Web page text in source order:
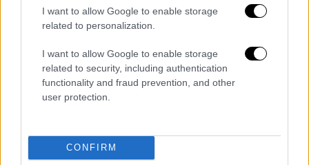
I want to allow Google to enable storage
related to personalization.
I want to allow Google to enable storage
related to security, including authentication
functionality and fraud prevention, and other
user protection.
CONFIRM
Travel|17.10.2023 10:40
weekends σε ονειρεμένα αμπελοτόπια
και επισκέψιμα οινοποιεία